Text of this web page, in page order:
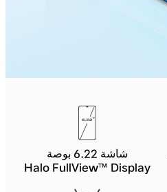
شاشة 6.22 بوصة
Halo FullView™ Display